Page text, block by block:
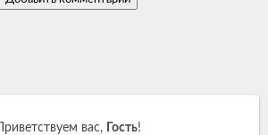
Приветствуем вас, Гость!